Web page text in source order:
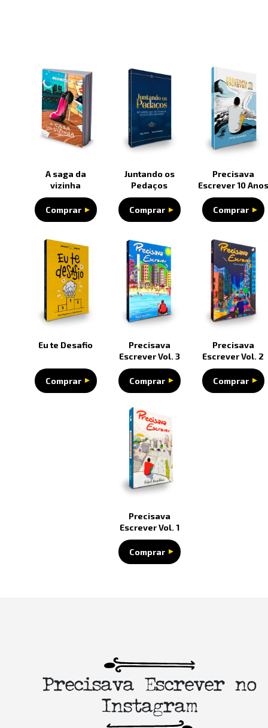
A saga da
vizinha
Comprar
Juntando os
Pedaços
Comprar
Precisava
Escrever 10 Anos
Comprar
Eu te Desafio
Comprar
Precisava
Escrever Vol. 3
Comprar
Precisava
Escrever Vol. 2
Comprar
Precisava
Escrever Vol. 1
Comprar
Precisava Escrever no
Instagram